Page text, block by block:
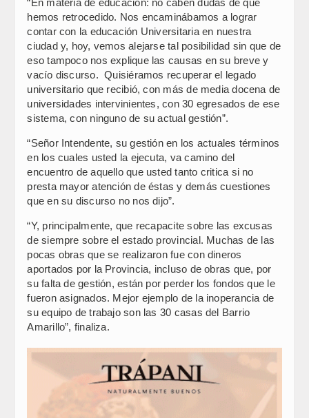
hemos retrocedido. Nos encaminábamos a lograr
contar con la educación Universitaria en nuestra
ciudad y, hoy, vemos alejarse tal posibilidad sin que de
eso tampoco nos explique las causas en su breve y
vacío discurso. Quisiéramos recuperar el legado
universitario que recibió, con más de media docena de
universidades intervinientes, con 30 egresados de ese
sistema, con ninguno de su actual gestión”.
“Señor Intendente, su gestión en los actuales términos
en los cuales usted la ejecuta, va camino del
encuentro de aquello que usted tanto critica si no
presta mayor atención de éstas y demás cuestiones
que en su discurso no nos dijo”.
“Y, principalmente, que recapacite sobre las excusas
de siempre sobre el estado provincial. Muchas de las
pocas obras que se realizaron fue con dineros
aportados por la Provincia, incluso de obras que, por
su falta de gestión, están por perder los fondos que le
fueron asignados. Mejor ejemplo de la inoperancia de
su equipo de trabajo son las 30 casas del Barrio
Amarillo”, finaliza.